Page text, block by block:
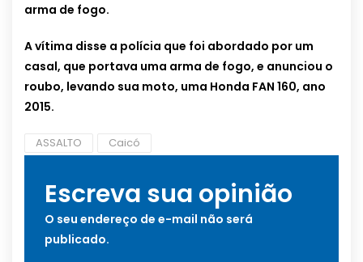
arma de fogo.
A vítima disse a polícia que foi abordado por um
casal, que portava uma arma de fogo, e anunciou o
roubo, levando sua moto, uma Honda FAN 160, ano
2015.
ASSALTO Caicó
Escreva sua opinião
O seu endereço de e-mail não será
publicado.